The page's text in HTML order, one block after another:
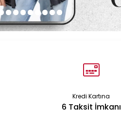
Kredi Kartına
6 Taksit İmkanı